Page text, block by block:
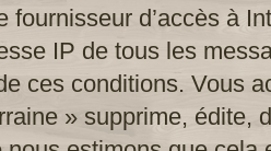
fournisseur d’accès à
IP de tous les
ces conditions. Vous
» supprime, édite,